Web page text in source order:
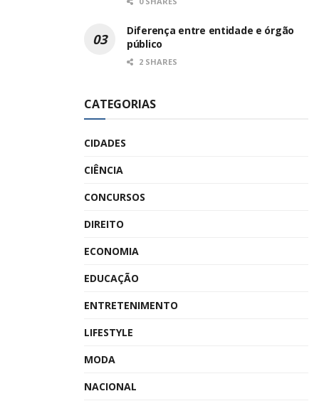
Diferença entre entidade e órgão
público
2 SHARES
CATEGORIAS
CIDADES
CIÊNCIA
CONCURSOS
DIREITO
ECONOMIA
EDUCAÇÃO
ENTRETENIMENTO
LIFESTYLE
MODA
NACIONAL